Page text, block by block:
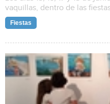
vaquillas, dentro de las
Fiestas